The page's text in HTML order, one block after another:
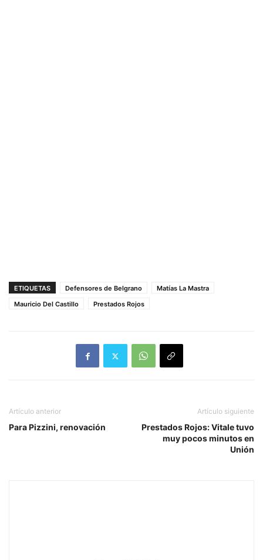
ETIQUETAS Defensores de Belgrano
Matías La Mastra
Mauricio Del Castillo
Prestados Rojos
Artículo anterior
Para Pizzini, renovación
Artículo siguiente
Prestados Rojos: Vitale tuvo
muy pocos minutos en
Unión